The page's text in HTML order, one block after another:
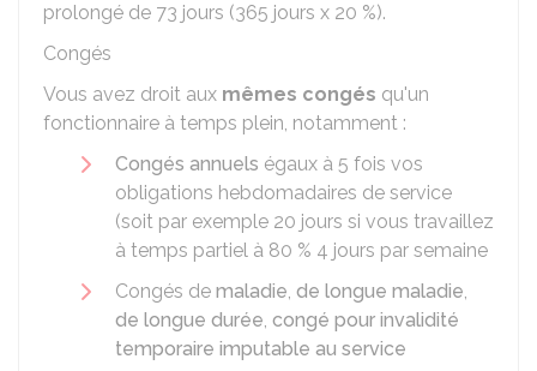
prolongé de 73 jours (365 jours x 20 %).
Congés
Vous avez droit aux mêmes congés qu'un
fonctionnaire à temps plein, notamment :
Congés annuels égaux à 5 fois vos
obligations hebdomadaires de service
(soit par exemple 20 jours si vous travaillez
à temps partiel à 80 % 4 jours par semaine
Congés de maladie, de longue maladie,
de longue durée, congé pour invalidité
temporaire imputable au service